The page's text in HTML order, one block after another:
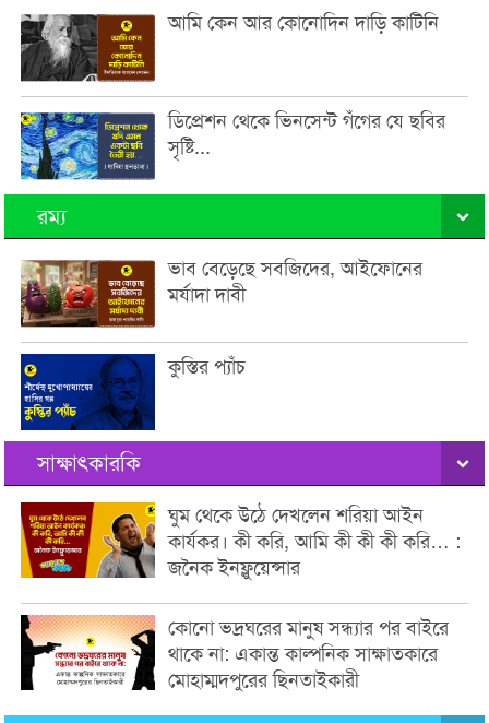
আমি কেন আর কোনোদিন দাড়ি কাটিনি
ডিপ্রেশন থেকে ভিনসেন্ট গঁগের যে ছবির
সৃষ্টি...
রম্য
ভাব বেড়েছে সবজিদের, আইফোনের
মর্যাদা দাবী
কুস্তির প্যাঁচ
সাক্ষাৎকারকি
ঘুম থেকে উঠে দেখলেন শরিয়া আইন
কার্যকর। কী করি, আমি কী কী কী করি… :
জনৈক ইনফ্লুয়েন্সার
কোনো ভদ্রঘরের মানুষ সন্ধ্যার পর বাইরে
থাকে না: একান্ত কাল্পনিক সাক্ষাতকারে
মোহাম্মদপুরের ছিনতাইকারী